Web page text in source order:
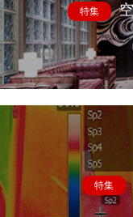
特集
特集